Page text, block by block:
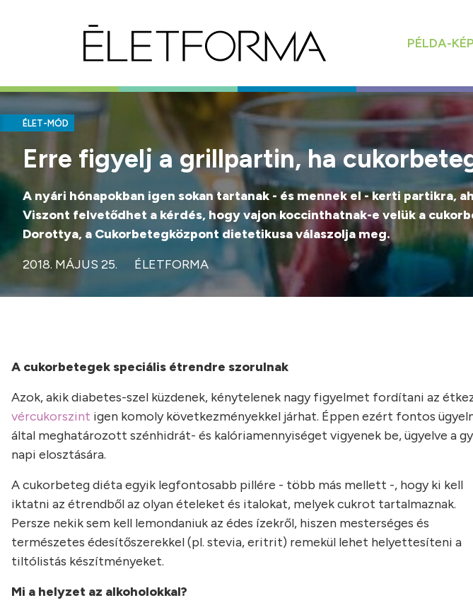
PÉLDA-KÉP
ÉLET-MÓD
Erre figyelj a grillpartin, ha
A nyári hónapokban igen sokan tartanak - és mennek el - kerti partikra,
Viszont felvetődhet a kérdés, hogy vajon koccinthatnak-e velük a
Dorottya, a Cukorbetegközpont dietetikusa válaszolja meg.
2018. MÁJUS 25.
ÉLETFORMA
A cukorbetegek speciális étrendre szorulnak
Azok, akik diabetes-szel küzdenek, kénytelenek nagy figyelmet fordítani az
vércukorszint igen komoly következményekkel járhat. Éppen ezért fontos
által meghatározott szénhidrát- és kalóriamennyiséget vigyenek be, ügyelve a
napi elosztására.
A cukorbeteg diéta egyik legfontosabb pillére - több más mellett -, hogy ki kell
iktatni az étrendből az olyan ételeket és italokat, melyek cukrot tartalmaznak.
Persze nekik sem kell lemondaniuk az édes ízekről, hiszen mesterséges és
természetes édesítőszerekkel (pl. stevia, eritrit) remekül lehet helyettesíteni a
tiltólistás készítményeket.
Mi a helyzet az alkoholokkal?